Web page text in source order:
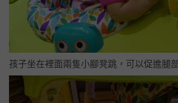
孩子坐在裡面兩隻小腳凳跳，可以促進腿